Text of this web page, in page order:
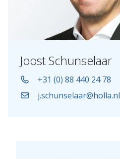
Joost Schunselaar
+31 (0) 88 440 24 78
j.schunselaar@holla.nl